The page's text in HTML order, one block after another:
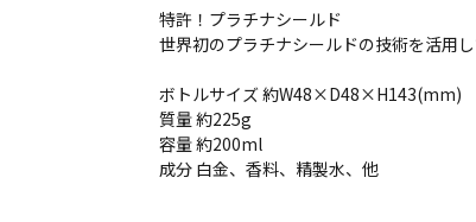
特許！プラチナシールド
世界初のプラチナシールドの技術を活用し
ボトルサイズ 約W48×D48×H143(mm)
質量 約225g
容量 約200ml
成分 白金、香料、精製水、他